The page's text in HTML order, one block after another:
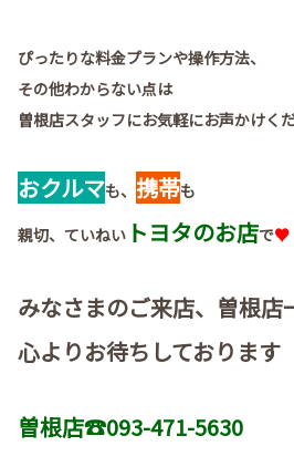
ぴったりな料金プランや操作方法、
その他わからない点は
曽根店スタッフにお気軽にお声かけく
おクルマも、 携帯も
親切、ていねい トヨタのお店で♥
みなさまのご来店、曽根店
心よりお待ちしております
曽根店☎093-471-5630